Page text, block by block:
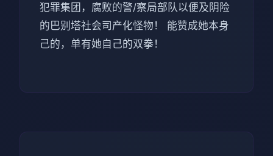
犯罪集团，腐败的警/察局部队以便及阴险
的巴别塔社会司产化怪物！ 能赞成她本身
己的，单有她自己的双拳！